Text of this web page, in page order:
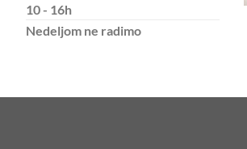
10 - 16h
Nedeljom ne radimo